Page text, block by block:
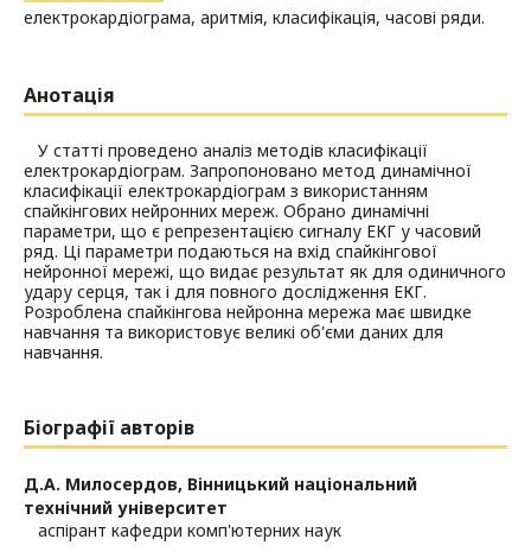
електрокардіограма, аритмія, класифікація, часові ряди.
Анотація
У статті проведено аналіз методів класифікації
електрокардіограм. Запропоновано метод динамічної
класифікації електрокардіограм з використанням
спайкінгових нейронних мереж. Обрано динамічні
параметри, що є репрезентацією сигналу ЕКГ у часовий
ряд. Ці параметри подаються на вхід спайкінгової
нейронної мережі, що видає результат як для одиничного
удару серця, так і для повного дослідження ЕКГ.
Розроблена спайкінгова нейронна мережа має швидке
навчання та використовує великі об'єми даних для
навчання.
Біографії авторів
Д.А. Милосердов, Вінницький національний
технічний університет
аспірант кафедри комп'ютерних наук